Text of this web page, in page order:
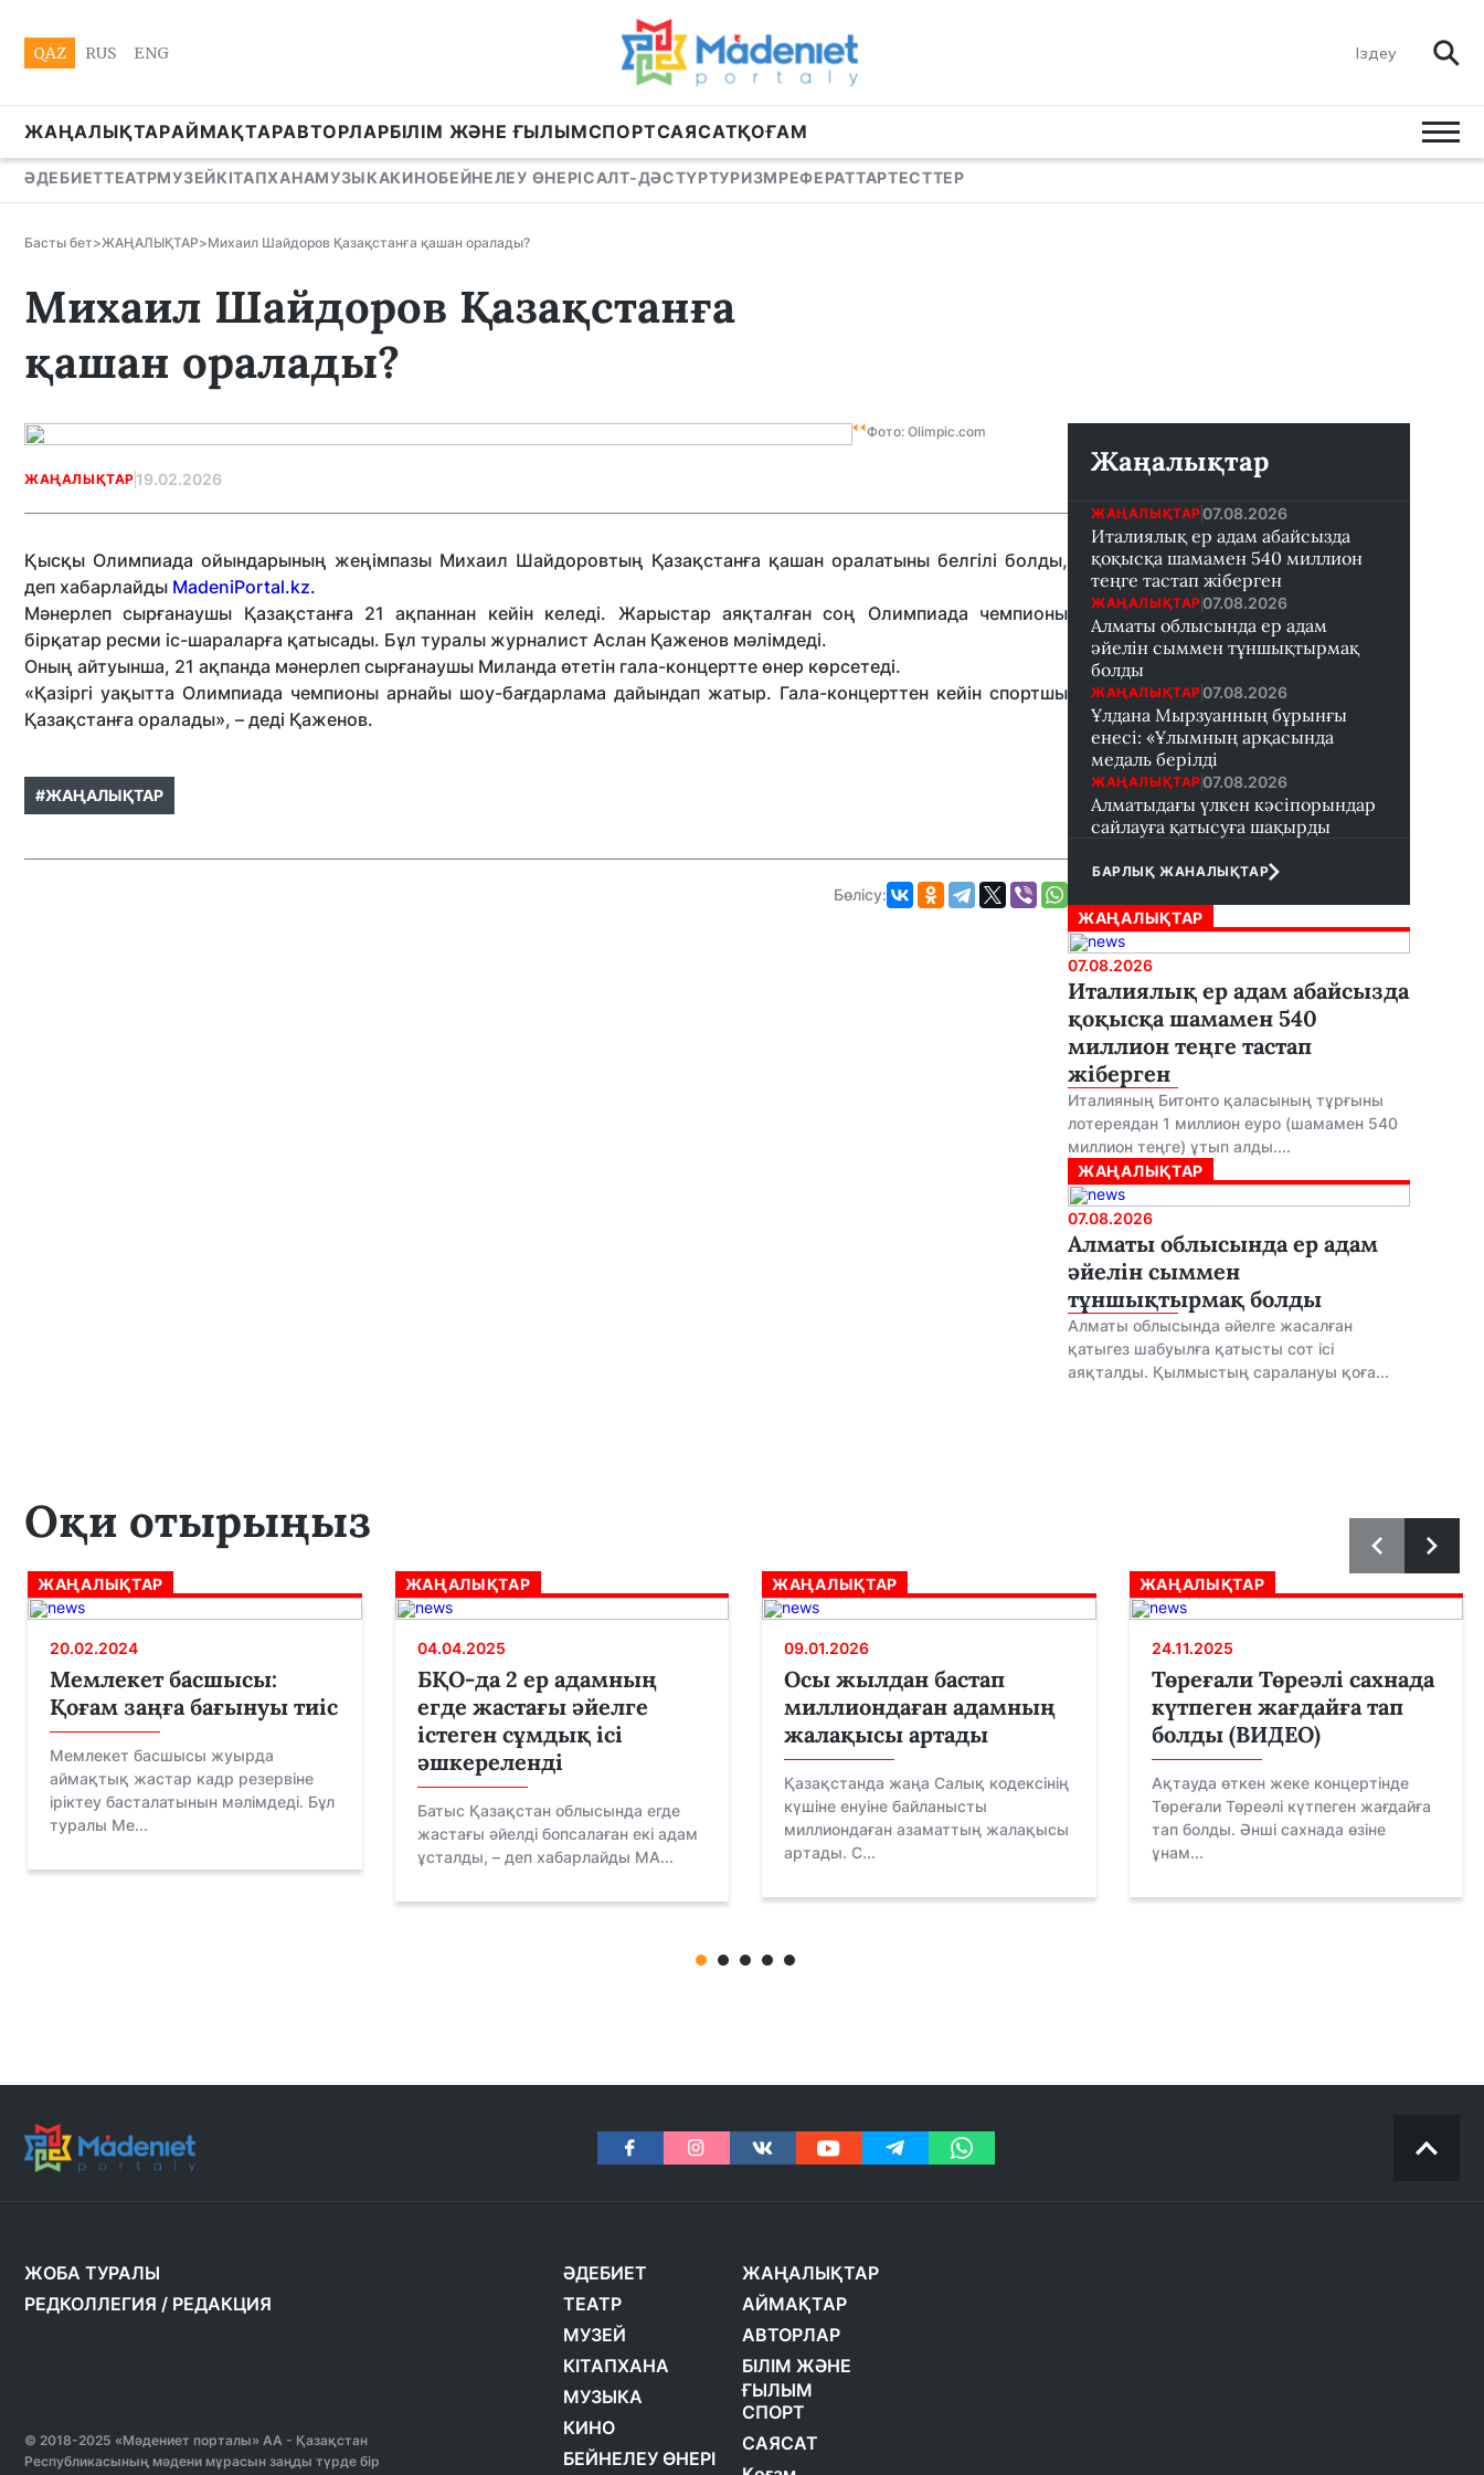
QAZ RUS ENG
ЖАҢАЛЫҚТАРАЙМАҚТАРАВТОРЛАРБІЛІМ ЖӘНЕ ҒЫЛЫМСПОРТСАЯСАТҚОҒАМ
ӘДЕБИЕТТЕАТРМУЗЕЙКІТАПХАНАМУЗЫКАКИНОБЕЙНЕЛЕУ ӨНЕРІСАЛТ-ДӘСТҮРТУРИЗМРЕФЕРАТТАРТЕСТТЕР
Басты бет>ЖАҢАЛЫҚТАР>Михаил Шайдоров Қазақстанға қашан оралады?
Михаил Шайдоров Қазақстанға
қашан оралады?
Фото: Olimpic.com
ЖАҢАЛЫҚТАР 19.02.2026
Қысқы Олимпиада ойындарының жеңімпазы Михаил Шайдоровтың Қазақстанға қашан оралатыны белгілі болды,
деп хабарлайды MadeniPortal.kz.
Мәнерлеп сырғанаушы Қазақстанға 21 ақпаннан кейін келеді. Жарыстар аяқталған соң Олимпиада чемпионы
бірқатар ресми іс-шараларға қатысады. Бұл туралы журналист Аслан Қаженов мәлімдеді.
Оның айтуынша, 21 ақпанда мәнерлеп сырғанаушы Миланда өтетін гала-концертте өнер көрсетеді.
«Қазіргі уақытта Олимпиада чемпионы арнайы шоу-бағдарлама дайындап жатыр. Гала-концерттен кейін спортшы
Қазақстанға оралады», – деді Қаженов.
#ЖАҢАЛЫҚТАР
Бөлісу:
Жаңалықтар
ЖАҢАЛЫҚТАР 07.08.2026
Италиялық ер адам абайсызда
қоқысқа шамамен 540 миллион
теңге тастап жіберген
ЖАҢАЛЫҚТАР 07.08.2026
Алматы облысында ер адам
әйелін сыммен тұншықтырмақ
болды
ЖАҢАЛЫҚТАР 07.08.2026
Ұлдана Мырзуанның бұрынғы
енесі: «Ұлымның арқасында
медаль берілді
ЖАҢАЛЫҚТАР 07.08.2026
Алматыдағы үлкен кәсіпорындар
сайлауға қатысуға шақырды
БАРЛЫҚ ЖАНАЛЫҚТАР
ЖАҢАЛЫҚТАР
07.08.2026
Италиялық ер адам абайсызда
қоқысқа шамамен 540
миллион теңге тастап
жіберген
Италияның Битонто қаласының тұрғыны
лотереядан 1 миллион еуро (шамамен 540
миллион теңге) ұтып алды....
ЖАҢАЛЫҚТАР
07.08.2026
Алматы облысында ер адам
әйелін сыммен
тұншықтырмақ болды
Алматы облысында әйелге жасалған
қатыгез шабуылға қатысты сот ісі
аяқталды. Қылмыстың саралануы қоға...
Оқи отырыңыз
ЖАҢАЛЫҚТАР
20.02.2024
Мемлекет басшысы:
Қоғам заңға бағынуы тиіс
Мемлекет басшысы жуырда
аймақтық жастар кадр резервіне
іріктеу басталатынын мәлімдеді. Бұл
туралы Ме...
ЖАҢАЛЫҚТАР
04.04.2025
БҚО-да 2 ер адамның
егде жастағы әйелге
істеген сұмдық ісі
әшкереленді
Батыс Қазақстан облысында егде
жастағы әйелді бопсалаған екі адам
ұсталды, – деп хабарлайды MA...
ЖАҢАЛЫҚТАР
09.01.2026
Осы жылдан бастап
миллиондаған адамның
жалақысы артады
Қазақстанда жаңа Салық кодексінің
күшіне енуіне байланысты
миллиондаған азаматтың жалақысы
артады. С...
ЖАҢАЛЫҚТАР
24.11.2025
Төреғали Төреәлі сахнада
күтпеген жағдайға тап
болды (ВИДЕО)
Ақтауда өткен жеке концертінде
Төреғали Төреәлі күтпеген жағдайға
тап болды. Әнші сахнада өзіне
ұнам...
ЖОБА ТУРАЛЫ
РЕДКОЛЛЕГИЯ / РЕДАКЦИЯ
© 2018-2025 «Мәдениет порталы» АА - Қазақстан
Республикасының мәдени мұрасын заңды түрде бір
ӘДЕБИЕТ
ТЕАТР
МУЗЕЙ
КІТАПХАНА
МУЗЫКА
КИНО
БЕЙНЕЛЕУ ӨНЕРІ
ЖАҢАЛЫҚТАР
АЙМАҚТАР
АВТОРЛАР
БІЛІМ ЖӘНЕ
ҒЫЛЫМ
СПОРТ
САЯСАТ